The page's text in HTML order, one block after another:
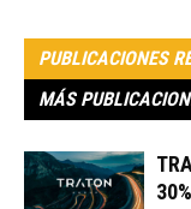
PUBLICACIONES
MÁS
30%